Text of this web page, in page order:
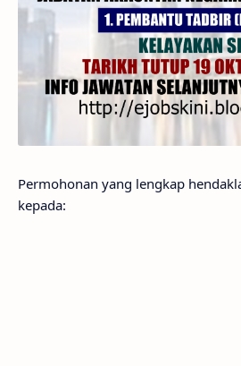
Permohonan yang lengkap
kepada: